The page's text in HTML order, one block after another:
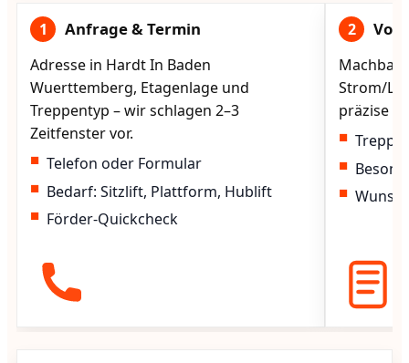
1 Anfrage & Termin
Adresse in Hardt In Baden
Wuerttemberg, Etagenlage und
Treppentyp – wir schlagen 2–3
Zeitfenster vor.
Telefon oder Formular
Bedarf: Sitzlift, Plattform, Hublift
Förder-Quickcheck
2
Strom/
präzise